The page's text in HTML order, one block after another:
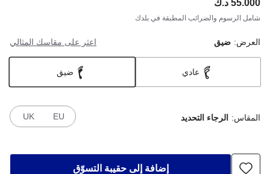
55.000 د.ك
شامل الرسوم والضرائب المطبقة في بلدك
العرض: ضيق اعثر على مقاسك المثالي
عادي ضيق
المقاس: الرجاء التحديد EU
UK
إضافة إلى حقيبة التسوّق